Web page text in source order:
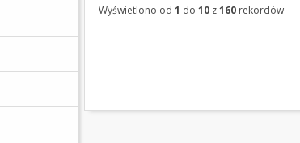
Wyświetlono od 1 do 10z160rekordów